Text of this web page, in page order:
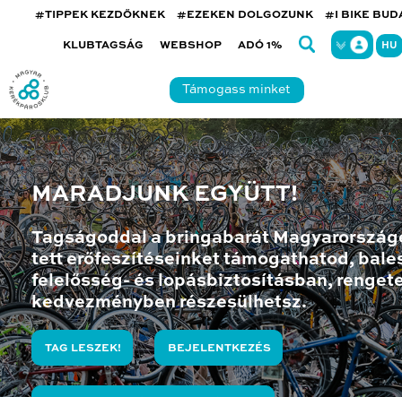
#TIPPEK KEZDŐKNEK #EZEKEN DOLGOZUNK #I BIKE
KLUBTAGSÁG WEBSHOP ADÓ 1% HU
Támogass minket
MARADJUNK EGYÜTT!
Tagságoddal a bringabarát
tett erőfeszítéseinket támogathatod,
felelősség- és lopásbiztosításban,
kedvezményben részesülhetsz.
TAG LESZEK! BEJELENTKEZÉS